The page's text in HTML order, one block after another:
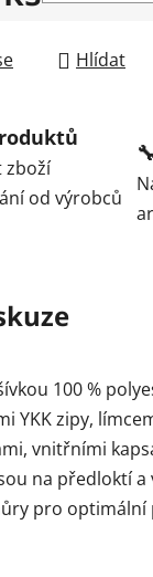
Hlídat
zboží
od výrobců
100 %
YKK zipy,
vnitřními
na předloktí
pro